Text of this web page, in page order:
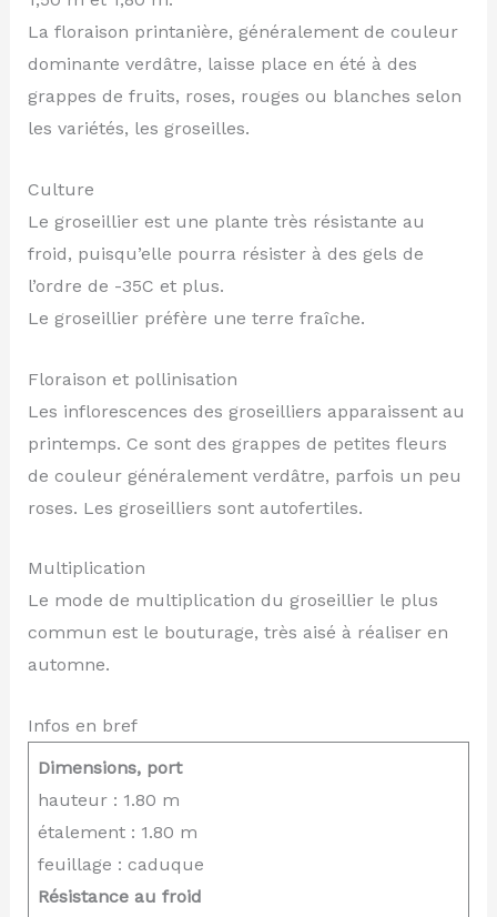
La floraison printanière, généralement de couleur
dominante verdâtre, laisse place en été à des
grappes de fruits, roses, rouges ou blanches selon
les variétés, les groseilles.
Culture
Le groseillier est une plante très résistante au
froid, puisqu’elle pourra résister à des gels de
l’ordre de -35C et plus.
Le groseillier préfère une terre fraîche.
Floraison et pollinisation
Les inflorescences des groseilliers apparaissent au
printemps. Ce sont des grappes de petites fleurs
de couleur généralement verdâtre, parfois un peu
roses. Les groseilliers sont autofertiles.
Multiplication
Le mode de multiplication du groseillier le plus
commun est le bouturage, très aisé à réaliser en
automne.
Infos en bref
Dimensions, port
hauteur : 1.80 m
étalement : 1.80 m
feuillage : caduque
Résistance au froid